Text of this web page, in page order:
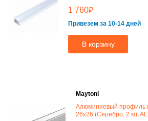
1 760₽
Привезем за 10-14 дней
В корзину
Maytoni
Алюминиевый профиль
26x26 (Серебро, 2 м),